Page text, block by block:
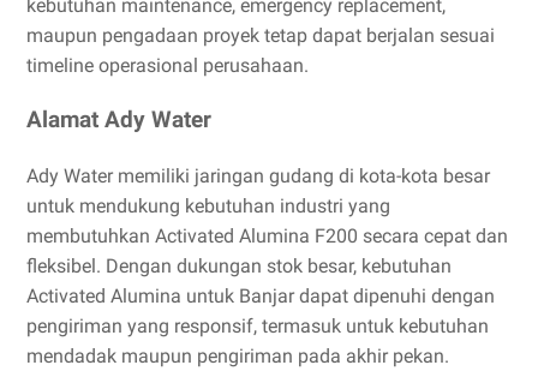
kebutuhan maintenance, emergency replacement,
maupun pengadaan proyek tetap dapat berjalan sesuai
timeline operasional perusahaan.
Alamat Ady Water
Ady Water memiliki jaringan gudang di kota-kota besar
untuk mendukung kebutuhan industri yang
membutuhkan Activated Alumina F200 secara cepat dan
fleksibel. Dengan dukungan stok besar, kebutuhan
Activated Alumina untuk Banjar dapat dipenuhi dengan
pengiriman yang responsif, termasuk untuk kebutuhan
mendadak maupun pengiriman pada akhir pekan.